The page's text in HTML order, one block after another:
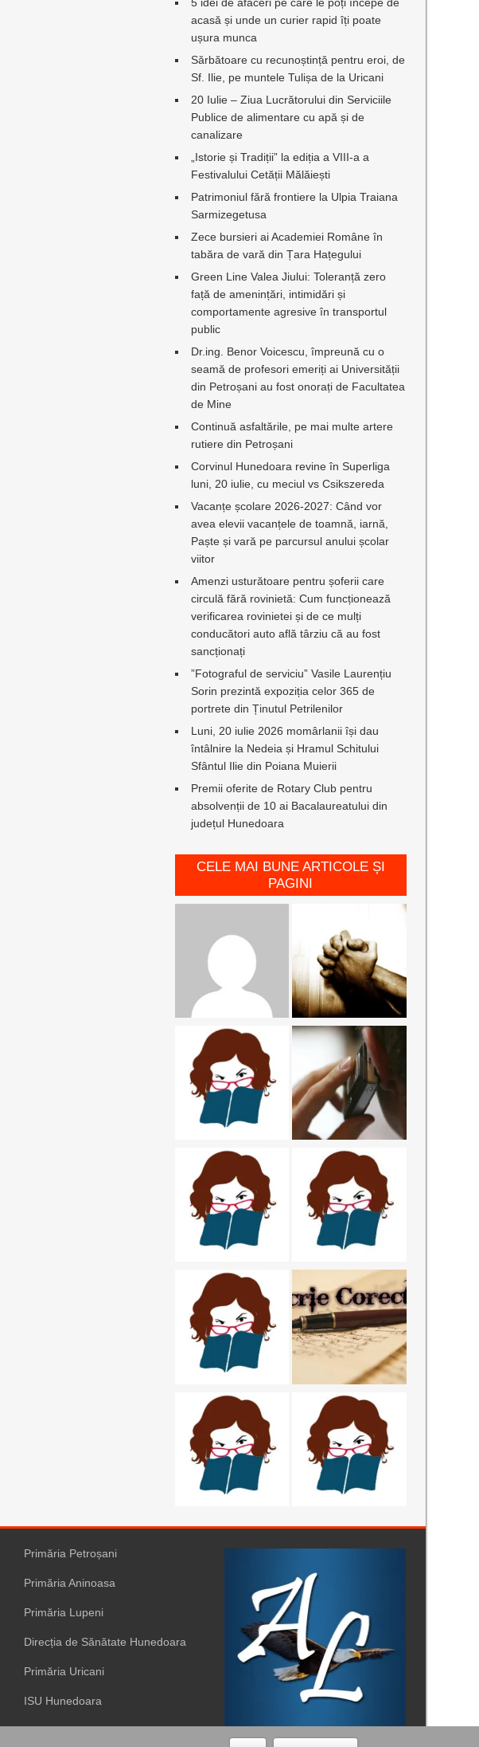
acasă și unde un curier rapid îți poate
ușura munca
Sărbătoare cu recunoștință pentru eroi, de
Sf. Ilie, pe muntele Tulișa de la Uricani
20 Iulie – Ziua Lucrătorului din Serviciile
Publice de alimentare cu apă și de
canalizare
„Istorie și Tradiții” la ediția a VIII-a a
Festivalului Cetății Mălăiești
Patrimoniul fără frontiere la Ulpia Traiana
Sarmizegetusa
Zece bursieri ai Academiei Române în
tabăra de vară din Țara Hațegului
Green Line Valea Jiului: Toleranță zero
față de amenințări, intimidări și
comportamente agresive în transportul
public
Dr.ing. Benor Voicescu, împreună cu o
seamă de profesori emeriți ai Universității
din Petroșani au fost onorați de Facultatea
de Mine
Continuă asfaltările, pe mai multe artere
rutiere din Petroșani
Corvinul Hunedoara revine în Superliga
luni, 20 iulie, cu meciul vs Csikszereda
Vacanțe școlare 2026-2027: Când vor
avea elevii vacanțele de toamnă, iarnă,
Paște și vară pe parcursul anului școlar
viitor
Amenzi usturătoare pentru șoferii care
circulă fără rovinietă: Cum funcționează
verificarea rovinietei și de ce mulți
conducători auto află târziu că au fost
sancționați
”Fotograful de serviciu” Vasile Laurențiu
Sorin prezintă expoziția celor 365 de
portrete din Ținutul Petrilenilor
Luni, 20 iulie 2026 momârlanii își dau
întâlnire la Nedeia și Hramul Schitului
Sfântul Ilie din Poiana Muierii
Premii oferite de Rotary Club pentru
absolvenții de 10 ai Bacalaureatului din
județul Hunedoara
CELE MAI BUNE ARTICOLE ȘI
PAGINI
Primăria Petroșani
Primăria Aninoasa
Primăria Lupeni
Direcția de Sănătate Hunedoara
Primăria Uricani
ISU Hunedoara
Primăria Vulcan